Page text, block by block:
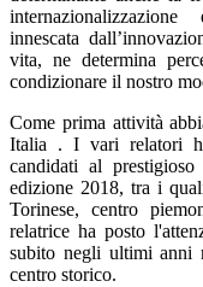
innescata
vita, ne determina
condizionare il nostro
Come prima attività
Italia . I vari relatori
candidati al
edizione 2018, tra i
Torinese, centro
relatrice ha posto
subito negli ultimi anni
centro storico.